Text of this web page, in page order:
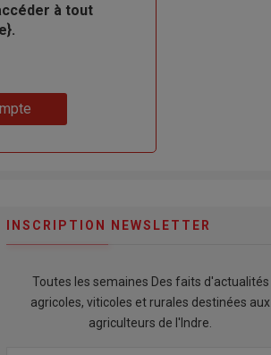
à tout
INSCRIPTION NEWSLETTER
Toutes les semaines Des faits d'actualités
agricoles, viticoles et rurales destinées aux
agriculteurs de l'Indre.